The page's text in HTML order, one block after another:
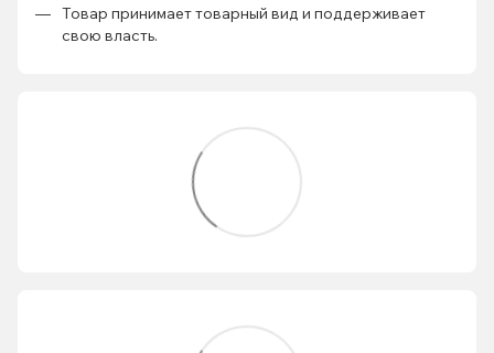
Товар принимает товарный вид и поддерживает
свою власть.